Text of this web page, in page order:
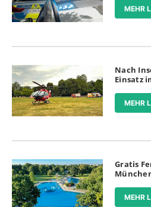
MEHR
Nach
Einsatz
MEHR
Gratis
MEHR